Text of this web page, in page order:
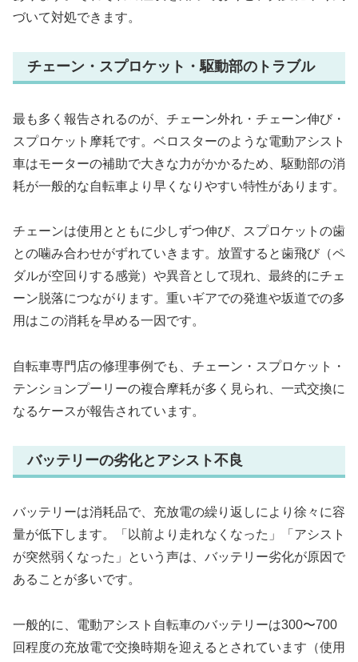
づいて対処できます。
チェーン・スプロケット・駆動部のトラブル
最も多く報告されるのが、チェーン外れ・チェーン伸び・
スプロケット摩耗です。ベロスターのような電動アシスト
車はモーターの補助で大きな力がかかるため、駆動部の消
耗が一般的な自転車より早くなりやすい特性があります。
チェーンは使用とともに少しずつ伸び、スプロケットの歯
との噛み合わせがずれていきます。放置すると歯飛び（ペ
ダルが空回りする感覚）や異音として現れ、最終的にチェ
ーン脱落につながります。重いギアでの発進や坂道での多
用はこの消耗を早める一因です。
自転車専門店の修理事例でも、チェーン・スプロケット・
テンションプーリーの複合摩耗が多く見られ、一式交換に
なるケースが報告されています。
バッテリーの劣化とアシスト不良
バッテリーは消耗品で、充放電の繰り返しにより徐々に容
量が低下します。「以前より走れなくなった」「アシスト
が突然弱くなった」という声は、バッテリー劣化が原因で
あることが多いです。
一般的に、電動アシスト自転車のバッテリーは300〜700
回程度の充放電で交換時期を迎えるとされています（使用